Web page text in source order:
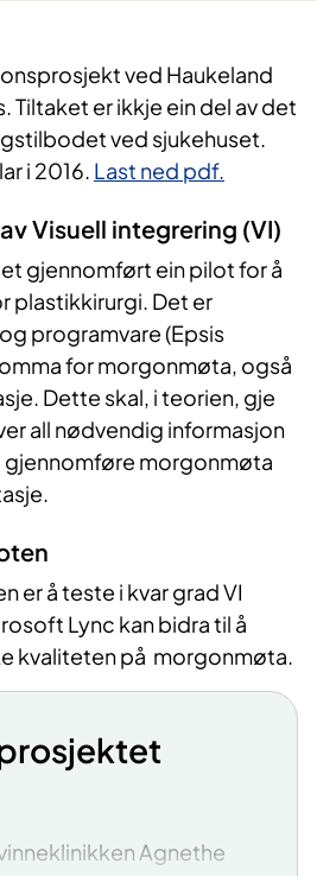
ved Haukeland
Tiltaket er ikkje ein del av det
ved sjukehuset.
i 2016. Last ned pdf.
Visuell integrering (VI)
gjennomført ein pilot for å
plastikkirurgi. Det er
programvare (Epsis
for morgonmøta, også
Dette skal, i teorien, gje
all nødvendig informasjon
gjennomføre morgonmøta
er å teste i kvar grad VI
Lync kan bidra til å
kvaliteten på morgonmøta.
Agnethe